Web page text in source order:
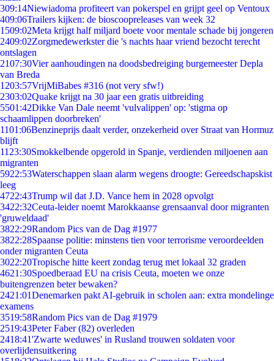
309:14Niewiadoma profiteert van pokerspel en grijpt geel op Ventoux
409:06Trailers kijken: de bioscoopreleases van week 32
1509:02Meta krijgt half miljard boete voor mentale schade bij jongeren
2409:02Zorgmedewerkster die 's nachts haar vriend bezocht terecht
ontslagen
2107:30Vier aanhoudingen na doodsbedreiging burgemeester Depla
van Breda
1203:57VrijMiBabes #316 (not very sfw!)
2303:02Quake krijgt na 30 jaar een gratis uitbreiding
5501:42Dikke Van Dale neemt 'vulvalippen' op: 'stigma op
schaamlippen doorbreken'
1101:06Benzineprijs daalt verder, onzekerheid over Straat van Hormuz
blijft
11 23:30Smokkelbende opgerold in Spanje, verdienden miljoenen aan
migranten
5922:53Waterschappen slaan alarm wegens droogte: Gereedschapskist
leeg
4722:43Trump wil dat J.D. Vance hem in 2028 opvolgt
3422:32Ceuta-leider noemt Marokkaanse grensaanval door migranten
'gruweldaad'
3822:29Random Pics van de Dag #1977
3822:28Spaanse politie: minstens tien voor terrorisme veroordeelden
onder migranten Ceuta
3022:20Tropische hitte keert zondag terug met lokaal 32 graden
4621:30Spoedberaad EU na crisis Ceuta, moeten we onze
buitengrenzen beter bewaken?
2421:01Denemarken pakt AI-gebruik in scholen aan: extra mondelinge
examens
3519:58Random Pics van de Dag #1979
2519:43Peter Faber (82) overleden
2418:41'Zwarte weduwes' in Rusland trouwen soldaten voor
overlijdensuitkering